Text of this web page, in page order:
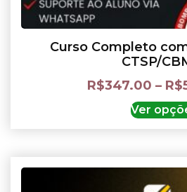
Curso Completo
CTSP/
R$347.00 – R$
Ver